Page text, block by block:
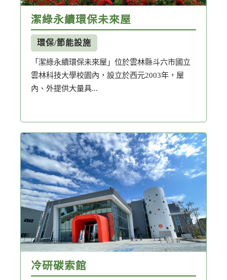
溼地
潔綠永續環保未來屋
環保/節能設施
「潔綠永續環保未來屋」位於雲林縣斗六市國立
雲林科技大學校園內，設立於西元2003年，屋
內、外提供大量具...
冷研碳索館